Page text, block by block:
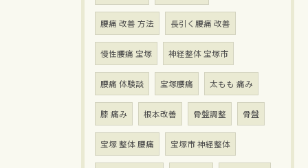
腰痛 改善 方法 長引く腰痛 改善
慢性腰痛 宝塚 神経整体 宝塚市
腰痛 体験談 宝塚腰痛 太もも 痛み
膝 痛み 根本改善 骨盤調整 骨盤
宝塚 整体 腰痛 宝塚市 神経整体